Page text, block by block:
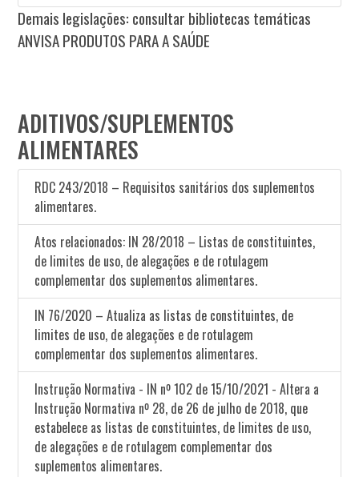
Demais legislações: consultar bibliotecas temáticas
ANVISA PRODUTOS PARA A SAÚDE
ADITIVOS/SUPLEMENTOS
ALIMENTARES
RDC 243/2018 – Requisitos sanitários dos suplementos
alimentares.
Atos relacionados: IN 28/2018 – Listas de constituintes,
de limites de uso, de alegações e de rotulagem
complementar dos suplementos alimentares.
IN 76/2020 – Atualiza as listas de constituintes, de
limites de uso, de alegações e de rotulagem
complementar dos suplementos alimentares.
Instrução Normativa - IN nº 102 de 15/10/2021 - Altera a
Instrução Normativa nº 28, de 26 de julho de 2018, que
estabelece as listas de constituintes, de limites de uso,
de alegações e de rotulagem complementar dos
suplementos alimentares.